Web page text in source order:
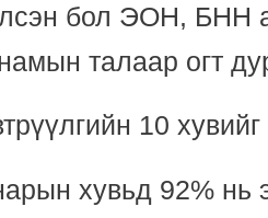
бол ЭОН, БНН
талаар огт
10
хувьд 92% нь